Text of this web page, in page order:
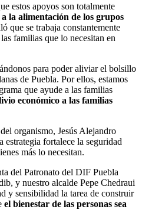
estos apoyos son totalmente
a la alimentación de los grupos
que se trabaja constantemente
familias que lo necesitan en
para poder aliviar el bolsillo
de Puebla. Por ellos, estamos
que ayude a las familias
económico a las familias
organismo, Jesús Alejandro
estrategia fortalece la seguridad
más lo necesitan.
del Patronato del DIF Puebla
y nuestro alcalde Pepe Chedraui
y sensibilidad la tarea de construir
el bienestar de las personas sea